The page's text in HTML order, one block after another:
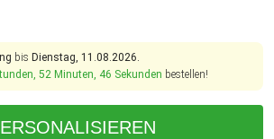
bis Dienstag, 11.08.2026.
52 Minuten, 45 Sekunden bestellen!